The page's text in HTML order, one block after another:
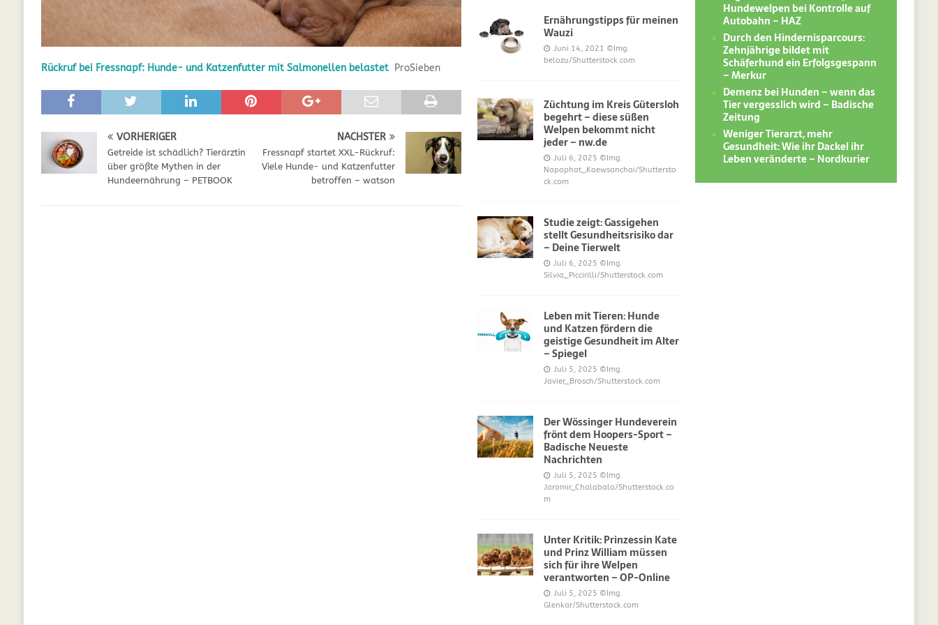
GESUNDHEIT
[ Juli 5, 2025 ] Der Wössinger Hundeverein frönt dem Hoopers-Sport – Badische Neueste Nachrichten SPORT
[ Juli 5, 2025 ] Unter Kritik: Prinzessin Kate und Prinz William müssen sich für ihre Welpen verantworten – OP-
Online WELPEN
[ September 29, 2021 ] Kalzium für Hunde – Knochen oder Eierschalen? DIES UND DAS
Rückruf bei Fressnapf: Hunde- und Katzenfutter mit Salmonellen belastet ProSieben
VORHERIGER
Getreide ist schädlich? Tierärztin
über größte Mythen in der
Hundeernährung – PETBOOK
NÄCHSTER
Fressnapf startet XXL-Rückruf:
Viele Hunde- und Katzenfutter
betroffen – watson
Ernährungstipps für meinen
Wauzi
Juni 14, 2021 ©Img.
belozu/Shutterstock.com
Züchtung im Kreis Gütersloh
begehrt – diese süßen
Welpen bekommt nicht
jeder – nw.de
Juli 6, 2025 ©Img.
Napaphat_Kaewsanchai/Shuttersto
ck.com
Studie zeigt: Gassigehen
stellt Gesundheitsrisiko dar
– Deine Tierwelt
Juli 6, 2025 ©Img.
Silvia_Piccirilli/Shutterstock.com
Leben mit Tieren: Hunde
und Katzen fördern die
geistige Gesundheit im Alter
– Spiegel
Juli 5, 2025 ©Img.
Javier_Brosch/Shutterstock.com
Der Wössinger Hundeverein
frönt dem Hoopers-Sport –
Badische Neueste
Nachrichten
Juli 5, 2025 ©Img.
Jaromir_Chalabala/Shutterstock.co
m
Unter Kritik: Prinzessin Kate
und Prinz William müssen
sich für ihre Welpen
verantworten – OP-Online
Juli 5, 2025 ©Img.
Glenkar/Shutterstock.com
Hundewelpen bei Kontrolle auf
Autobahn – HAZ
Durch den Hindernisparcours:
Zehnjährige bildet mit
Schäferhund ein Erfolgsgespann
– Merkur
Demenz bei Hunden – wenn das
Tier vergesslich wird – Badische
Zeitung
Weniger Tierarzt, mehr
Gesundheit: Wie ihr Dackel ihr
Leben veränderte – Nordkurier